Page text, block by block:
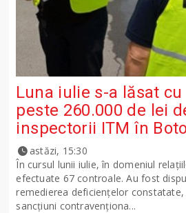
Luna iulie s-a lăsat
peste 260.000 de lei
inspectorii ITM în
astăzi, 15:30
În cursul lunii iulie, în domeniul
efectuate 67 controale. Au fost
remedierea deficiențelor
sancţiuni contravenționa...